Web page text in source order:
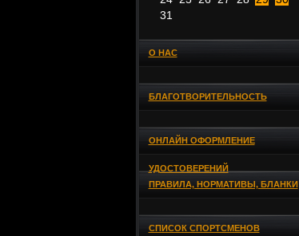
31
О НАС
БЛАГОТВОРИТЕЛЬНОСТЬ
ОНЛАЙН ОФОРМЛЕНИЕ
УДОСТОВЕРЕНИЙ
ПРАВИЛА, НОРМАТИВЫ, БЛАНКИ
СПИСОК СПОРТСМЕНОВ